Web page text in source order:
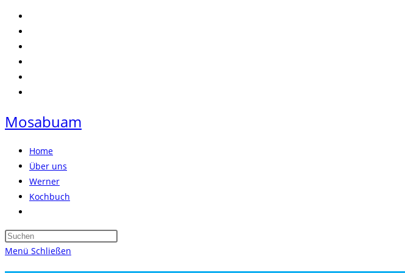
Zum
Inhalt
springen
Mosabuam
Home
Über uns
Werner
Kochbuch
umschalten
Press
Menü Schließen